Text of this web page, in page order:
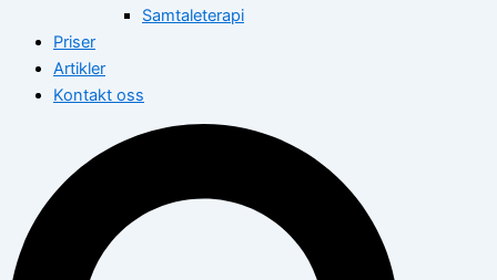
Samtaleterapi
Priser
Artikler
Kontakt oss